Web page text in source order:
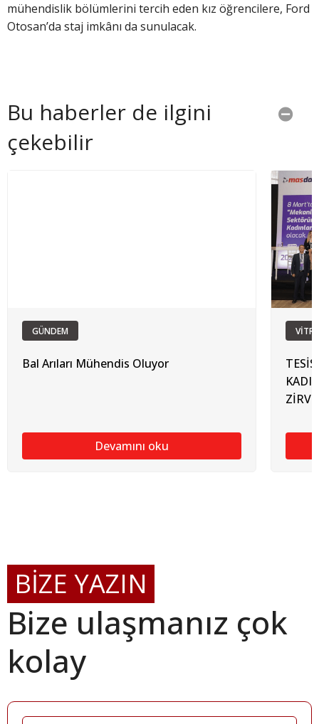
mühendislik bölümlerini tercih eden kız öğrencilere, Ford
Otosan’da staj imkânı da sunulacak.
Bu haberler de ilgini
çekebilir
GÜNDEM
Bal Arıları Mühendis Oluyor
Devamını oku
BİZE YAZIN
Bize ulaşmanız çok
kolay